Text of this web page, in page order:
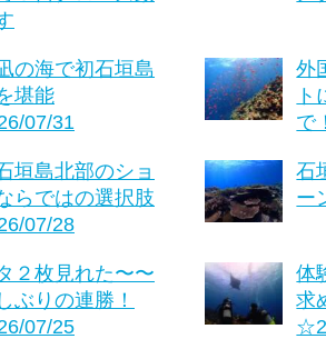
の海で初石垣島
堪能
07/31
外
ト
で
垣島北部のショ
らではの選択肢
07/28
石
ー
２枚見れた〜〜
ぶりの連勝！
07/25
体
求